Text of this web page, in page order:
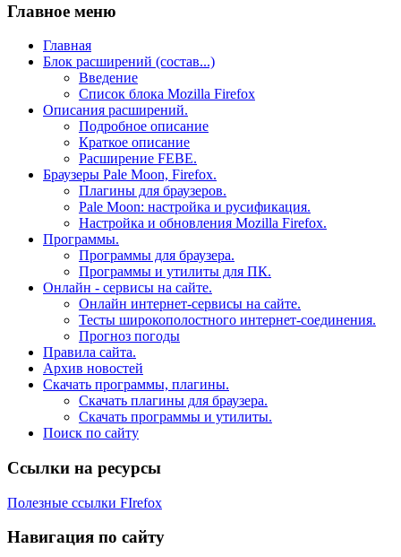
Главное меню
Главная
Блок расширений (состав...)
Введение
Список блока Mozilla Firefox
Описания расширений.
Подробное описание
Краткое описание
Расширение FEBE.
Браузеры Pale Moon, Firefox.
Плагины для браузеров.
Pale Moon: настройка и русификация.
Настройка и обновления Mozilla Firefox.
Программы.
Программы для браузера.
Программы и утилиты для ПК.
Онлайн - сервисы на сайте.
Онлайн интернет-сервисы на сайте.
Тесты широкополостного интернет-соединения.
Прогноз погоды
Правила сайта.
Архив новостей
Скачать программы, плагины.
Скачать плагины для браузера.
Скачать программы и утилиты.
Поиск по сайту
Ссылки на ресурсы
Полезные ссылки FIrefox
Навигация по сайту